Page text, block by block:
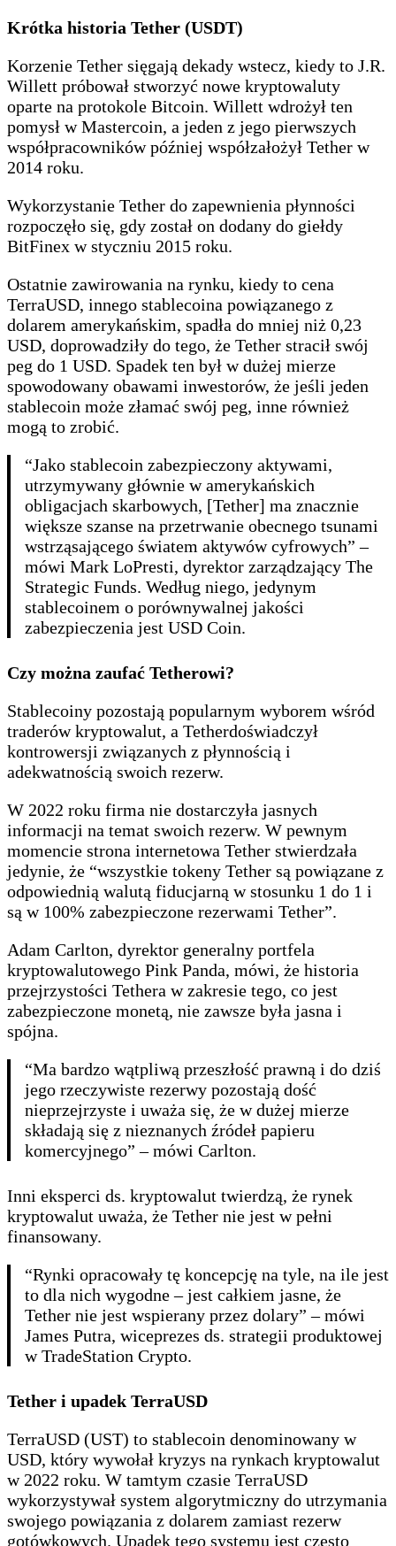
Krótka historia Tether (USDT)
Korzenie Tether sięgają dekady wstecz, kiedy to J.R.
Willett próbował stworzyć nowe kryptowaluty
oparte na protokole Bitcoin. Willett wdrożył ten
pomysł w Mastercoin, a jeden z jego pierwszych
współpracowników później współzałożył Tether w
2014 roku.
Wykorzystanie Tether do zapewnienia płynności
rozpoczęło się, gdy został on dodany do giełdy
BitFinex w styczniu 2015 roku.
Ostatnie zawirowania na rynku, kiedy to cena
TerraUSD, innego stablecoina powiązanego z
dolarem amerykańskim, spadła do mniej niż 0,23
USD, doprowadziły do tego, że Tether stracił swój
peg do 1 USD. Spadek ten był w dużej mierze
spowodowany obawami inwestorów, że jeśli jeden
stablecoin może złamać swój peg, inne również
mogą to zrobić.
“Jako stablecoin zabezpieczony aktywami,
utrzymywany głównie w amerykańskich
obligacjach skarbowych, [Tether] ma znacznie
większe szanse na przetrwanie obecnego tsunami
wstrząsającego światem aktywów cyfrowych” –
mówi Mark LoPresti, dyrektor zarządzający The
Strategic Funds. Według niego, jedynym
stablecoinem o porównywalnej jakości
zabezpieczenia jest USD Coin.
Czy można zaufać Tetherowi?
Stablecoiny pozostają popularnym wyborem wśród
traderów kryptowalut, a Tetherdoświadczył
kontrowersji związanych z płynnością i
adekwatnością swoich rezerw.
W 2022 roku firma nie dostarczyła jasnych
informacji na temat swoich rezerw. W pewnym
momencie strona internetowa Tether stwierdzała
jedynie, że “wszystkie tokeny Tether są powiązane z
odpowiednią walutą fiducjarną w stosunku 1 do 1 i
są w 100% zabezpieczone rezerwami Tether”.
Adam Carlton, dyrektor generalny portfela
kryptowalutowego Pink Panda, mówi, że historia
przejrzystości Tethera w zakresie tego, co jest
zabezpieczone monetą, nie zawsze była jasna i
spójna.
“Ma bardzo wątpliwą przeszłość prawną i do dziś
jego rzeczywiste rezerwy pozostają dość
nieprzejrzyste i uważa się, że w dużej mierze
składają się z nieznanych źródeł papieru
komercyjnego” – mówi Carlton.
Inni eksperci ds. kryptowalut twierdzą, że rynek
kryptowalut uważa, że Tether nie jest w pełni
finansowany.
“Rynki opracowały tę koncepcję na tyle, na ile jest
to dla nich wygodne – jest całkiem jasne, że
Tether nie jest wspierany przez dolary” – mówi
James Putra, wiceprezes ds. strategii produktowej
w TradeStation Crypto.
Tether i upadek TerraUSD
TerraUSD (UST) to stablecoin denominowany w
USD, który wywołał kryzys na rynkach kryptowalut
w 2022 roku. W tamtym czasie TerraUSD
wykorzystywał system algorytmiczny do utrzymania
swojego powiązania z dolarem zamiast rezerw
gotówkowych. Upadek tego systemu jest często